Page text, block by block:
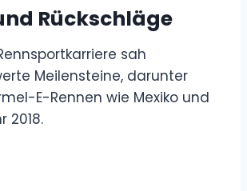
Rückschläge
sah
Meilensteine, darunter
E-Rennen wie Mexiko und
2018.